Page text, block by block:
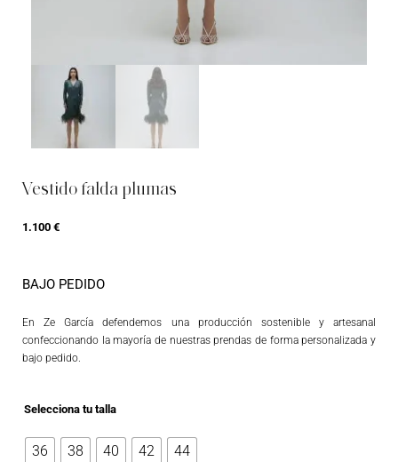
Vestido falda plumas
1.100 €
BAJO PEDIDO
En Ze García defendemos una producción sostenible y artesanal
confeccionando la mayoría de nuestras prendas de forma personalizada y
bajo pedido.
Selecciona tu talla
36 38 40 42 44